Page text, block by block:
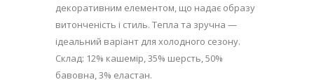
декоративним елементом, що надає образу
витонченість і стиль. Тепла та зручна —
ідеальний варіант для холодного сезону.
Склад: 12% кашемір, 35% шерсть, 50%
бавовна, 3% еластан.